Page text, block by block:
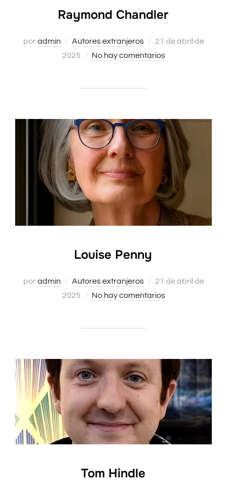
Raymond Chandler
poradmin Autores extranjeros
Publicado
el
21 de abril de
2025
No hay comentarios
Louise Penny
poradmin Autores extranjeros
Publicado
el
21 de abril de
2025
No hay comentarios
Tom Hindle